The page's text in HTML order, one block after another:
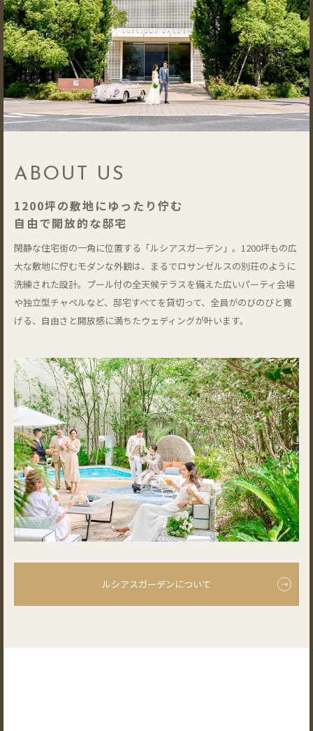
ABOUT US
1200坪の敷地にゆったり佇む
自由で開放的な邸宅
閑静な住宅街の一角に位置する「ルシアスガーデン」。1200坪もの広
大な敷地に佇むモダンな外観は、まるでロサンゼルスの別荘のように
洗練された設計。プール付の全天候テラスを備えた広いパーティ会場
や独立型チャペルなど、邸宅すべてを貸切って、全員がのびのびと寛
げる、自由さと開放感に満ちたウェディングが叶います。
ルシアスガーデンについて